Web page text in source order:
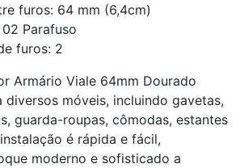
furos: 64 mm (6,4cm)
Parafuso
furos: 2
Armário Viale 64mm Dourado
diversos móveis, incluindo gavetas,
guarda-roupas, cômodas, estantes
é rápida e fácil,
moderno e sofisticado a